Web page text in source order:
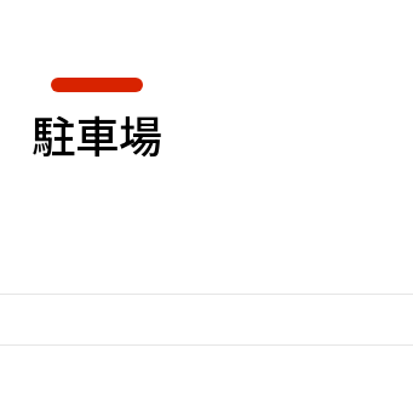
駐車場